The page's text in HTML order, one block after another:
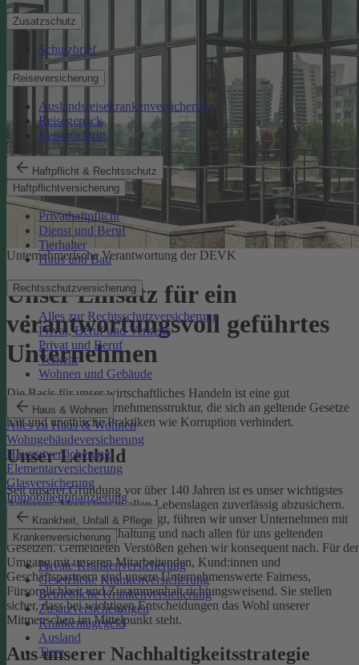
Zusatzschutz
Schutzbrief
Reiseversicherung
Auslandsreisekrankenversicherung
Reisegepäck
Reiserücktritt
Haftpflicht & Rechtsschutz
Haftpflichtversicherung
Privathaftpflicht
Dienst und Beruf
Tierhalter
Haus und Bau
Rechtsschutzversicherung
Alles zur Rechtsschutzversicherung
Privat, Beruf und Verkehr
Privat und Beruf
Verkehr
Wohnen und Gebäude
Haus & Wohnen
Alles zu Haus & Wohnen
Wohngebäudeversicherung
Hausratversicherung
Elementarversicherung
Glasversicherung
Immobilienfinanzierung
Krankheit, Unfall & Pflege
Krankenversicherung
Private Krankenversicherung
Gesetzliche Krankenversicherung
Betriebliche Krankenversicherung
Zusatzversicherungen
Krankentagegeld
Ausland
Tiere
Unternehmerische Verantwortung der DEVK
Unser Einsatz für ein
verantwortungsvoll geführtes
Unternehmen
Die Basis für unser wirtschaftliches Handeln ist eine gut
funktionierende Unternehmensstruktur, die sich an geltende Gesetze
hält und unethische Praktiken wie Korruption verhindert.
Unser Leitbild
Seit unserer Gründung vor über 140 Jahren ist es unser wichtigstes
Anliegen, Menschen in allen Lebenslagen zuverlässig abzusichern.
Damit uns das weiterhin gelingt, führen wir unser Unternehmen mit
einer ethischen Grundhaltung und nach allen für uns geltenden
Gesetzen. Gemeldeten Verstößen gehen wir konsequent nach. Für
Umgang mit unseren Mitarbeitenden, Kund:innen und
Geschäftspartnern sind unsere Unternehmenswerte Fairness,
Fürsorglichkeit und Zusammenhalt richtungsweisend. Sie stellen
sicher, dass bei wichtigen Entscheidungen das Wohl unserer
Mitmenschen im Mittelpunkt steht.
Aus unserer Nachhaltigkeitsstrategie